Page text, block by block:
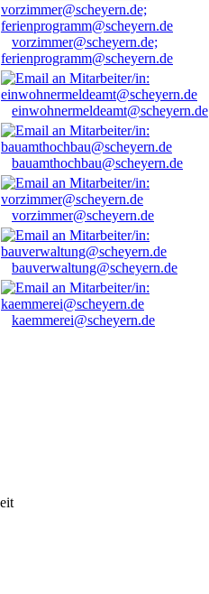
vorzimmer@scheyern.de;
ferienprogramm@scheyern.de
einwohnermeldeamt@scheyern.de
bauamthochbau@scheyern.de
vorzimmer@scheyern.de
bauverwaltung@scheyern.de
kaemmerei@scheyern.de